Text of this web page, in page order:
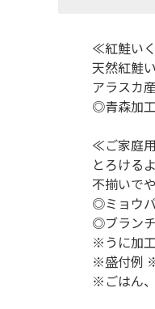
≪紅鮭い
天然紅鮭
アラスカ
◎青森加
≪ご家庭
とろける
不揃いで
◎ミョウ
◎ブラン
※うに加
※盛付例 ※
※ごはん